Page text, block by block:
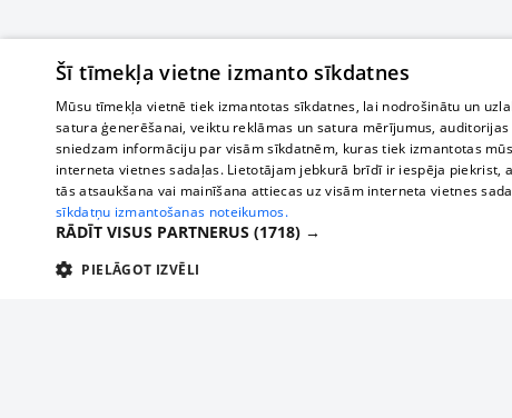
Šī tīmekļa vietne izmanto sīkdatnes
Mūsu tīmekļa vietnē tiek izmantotas sīkdatnes, lai nodrošinātu un
satura ģenerēšanai, veiktu reklāmas un satura mērījumus,
sniedzam informāciju par visām sīkdatnēm, kuras tiek izmantotas
interneta vietnes sadaļas. Lietotājam jebkurā brīdī ir iespēja
tās atsaukšana vai mainīšana attiecas uz visām interneta vietnes
sīkdatņu izmantošanas noteikumos.
RĀDĪT VISUS PARTNERUS (1718) →
PIELĀGOT IZVĒLI